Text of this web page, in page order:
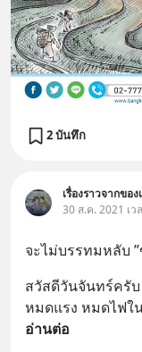
2 บันทึก
เรื่องราวจากของ
30 ส.ค. 2021 เว
จะไม่บรรทมหลับ
สวัสดีวันจันทร์ครั
หมดแรง หมดไฟใ
อ่านต่อ